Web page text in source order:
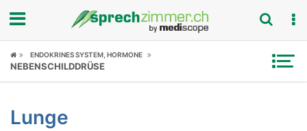
Fokus
Symptome
ENDOKRINES SYSTEM, HORMONE
NEBENSCHILDDRÜSE
Lunge